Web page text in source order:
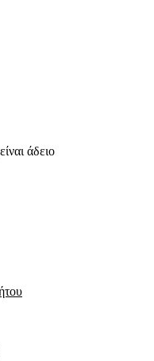
άδειο